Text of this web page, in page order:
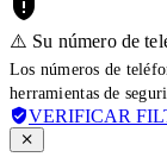
⚠️ Su número de
Los números de
herramientas de
VERIFICAR